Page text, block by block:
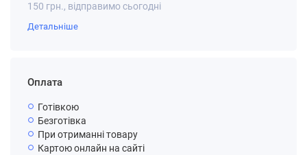
150 грн., відправимо сьогодні
Детальніше
Оплата
Готівкою
Безготівка
При отриманні товару
Картою онлайн на сайті